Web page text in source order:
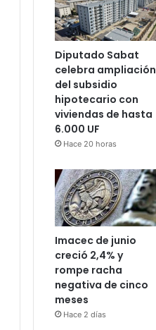
Diputado Sabat
celebra ampliación
del subsidio
hipotecario con
viviendas de hasta
6.000 UF
Hace 20 horas
Imacec de junio
creció 2,4% y
rompe racha
negativa de cinco
meses
Hace 2 días